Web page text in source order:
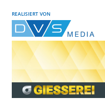
REALISIERT VON